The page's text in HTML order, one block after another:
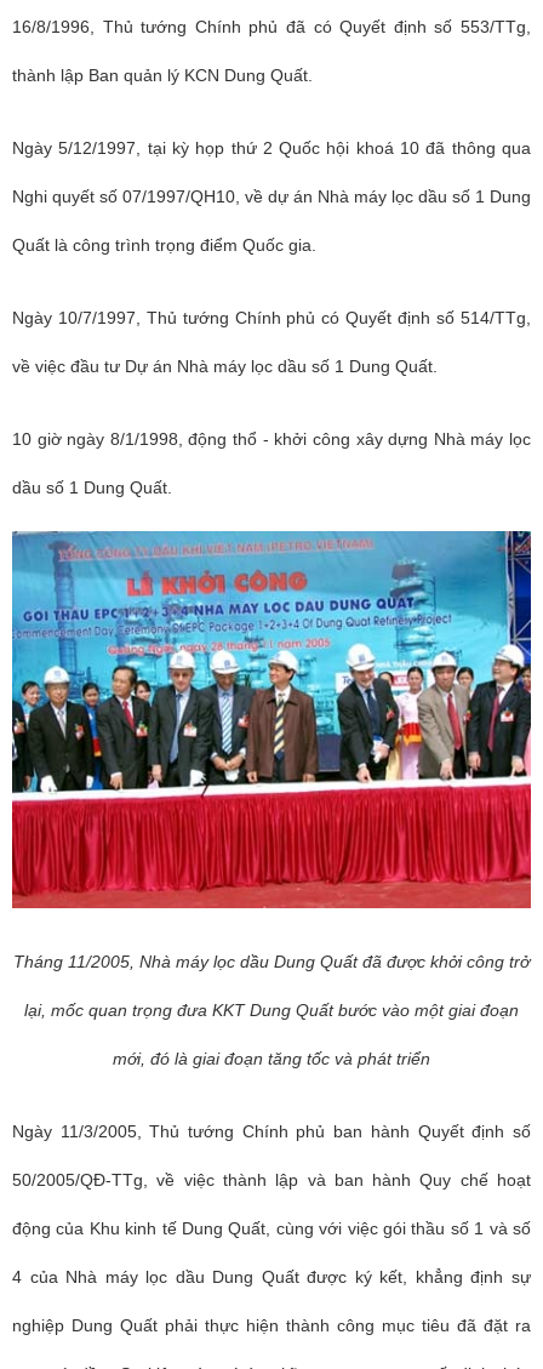
16/8/1996, Thủ tướng Chính phủ đã có Quyết định số 553/TTg,
thành lập Ban quản lý KCN Dung Quất.
Ngày 5/12/1997, tại kỳ họp thứ 2 Quốc hội khoá 10 đã thông qua
Nghi quyết số 07/1997/QH10, về dự án Nhà máy lọc dầu số 1 Dung
Quất là công trình trọng điểm Quốc gia.
Ngày 10/7/1997, Thủ tướng Chính phủ có Quyết định số 514/TTg,
về việc đầu tư Dự án Nhà máy lọc dầu số 1 Dung Quất.
10 giờ ngày 8/1/1998, động thổ - khởi công xây dựng Nhà máy lọc
dầu số 1 Dung Quất.
Tháng 11/2005, Nhà máy lọc dầu Dung Quất đã được khởi công trở
lại, mốc quan trọng đưa KKT Dung Quất bước vào một giai đoạn
mới, đó là giai đoạn tăng tốc và phát triển
Ngày 11/3/2005, Thủ tướng Chính phủ ban hành Quyết định số
50/2005/QĐ-TTg, về việc thành lập và ban hành Quy chế hoạt
động của Khu kinh tế Dung Quất, cùng với việc gói thầu số 1 và số
4 của Nhà máy lọc dầu Dung Quất được ký kết, khẳng định sự
nghiệp Dung Quất phải thực hiện thành công mục tiêu đã đặt ra